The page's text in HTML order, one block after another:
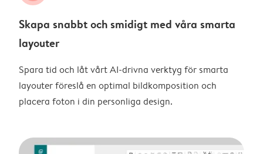
Skapa snabbt och smidigt med våra smarta
layouter
Spara tid och låt vårt AI-drivna verktyg för smarta
layouter föreslå en optimal bildkomposition och
placera foton i din personliga design.